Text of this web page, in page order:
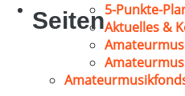
Seiten5-Punkte-
Aktuelles &